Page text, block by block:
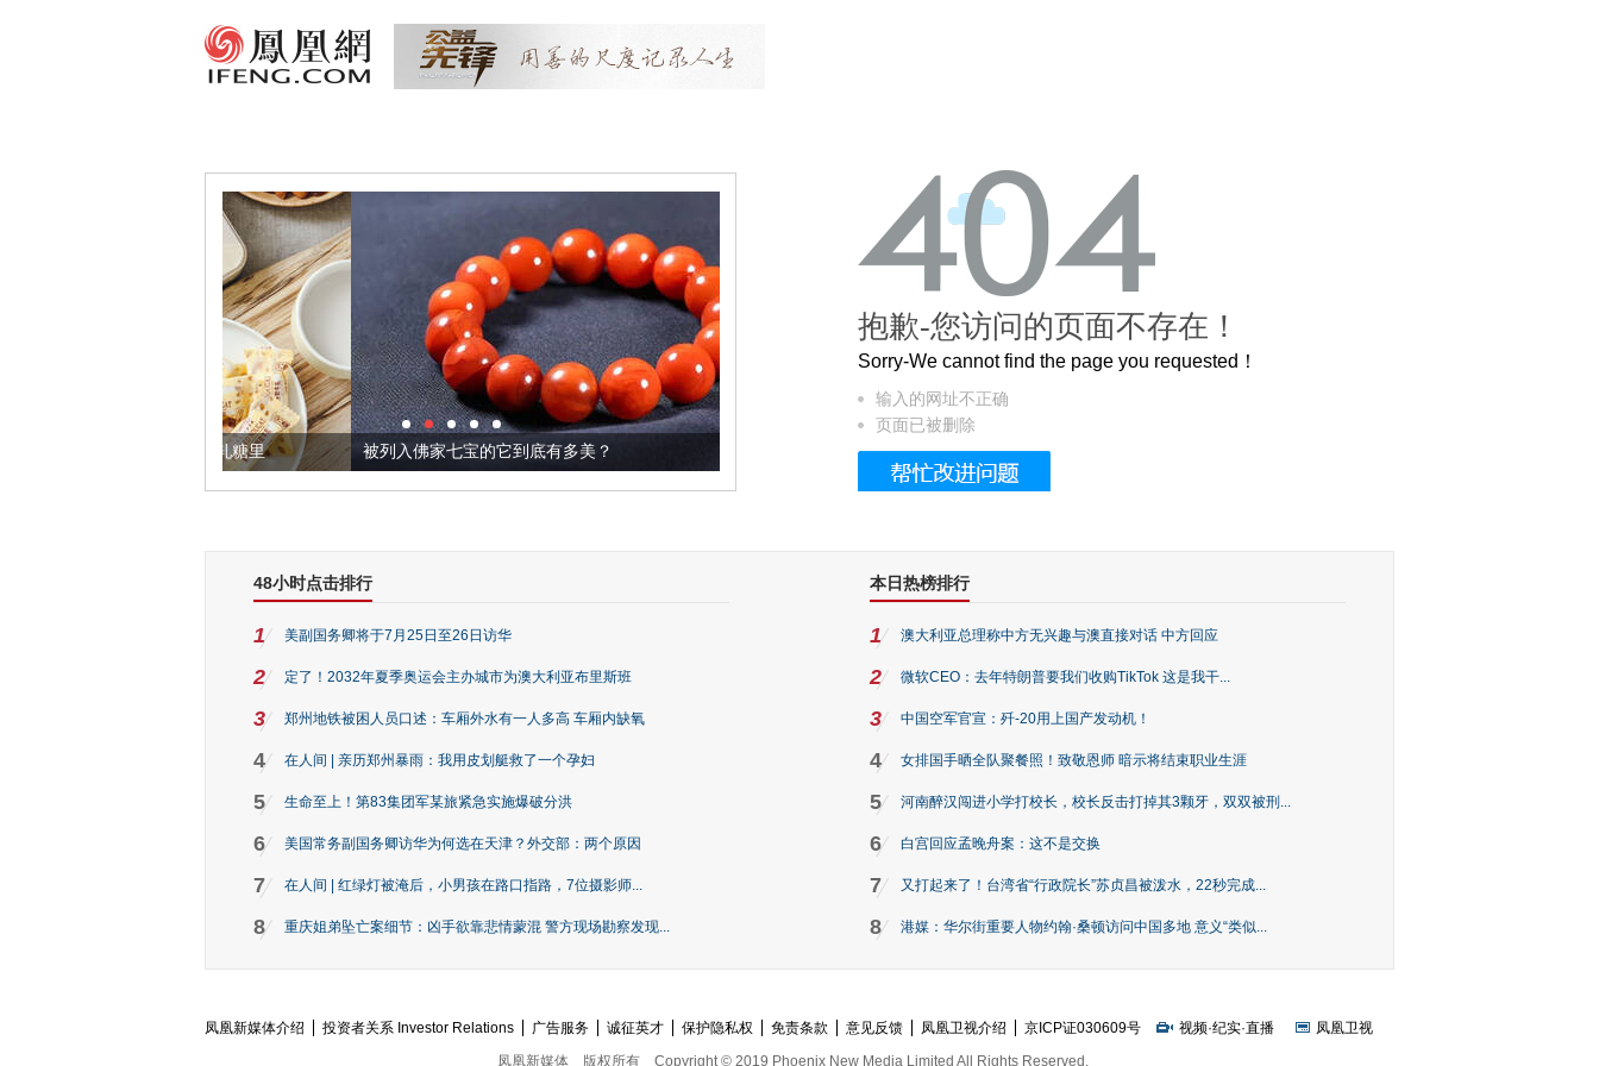
被列入佛家七宝的它到底有多美？ 这个3.2米的长卷，还原了600岁的紫禁城
抱歉-您访问的页面不存在！
Sorry-We cannot find the page you requested！
输入的网址不正确
页面已被删除
48小时点击排行
1 美副国务卿将于7月25日至26日访华
2 定了！2032年夏季奥运会主办城市为澳大利亚布里斯班
3 郑州地铁被困人员口述：车厢外水有一人多高 车厢内缺氧
4 在人间 | 亲历郑州暴雨：我用皮划艇救了一个孕妇
5 生命至上！第83集团军某旅紧急实施爆破分洪
6 美国常务副国务卿访华为何选在天津？外交部：两个原因
7 在人间 | 红绿灯被淹后，小男孩在路口指路，7位摄影师...
8 重庆姐弟坠亡案细节：凶手欲靠悲情蒙混 警方现场勘察发现...
本日热榜排行
1 澳大利亚总理称中方无兴趣与澳直接对话 中方回应
2 微软CEO：去年特朗普要我们收购TikTok 这是我干...
3 中国空军官宣：歼-20用上国产发动机！
4 女排国手晒全队聚餐照！致敬恩师 暗示将结束职业生涯
5 河南醉汉闯进小学打校长，校长反击打掉其3颗牙，双双被刑...
6 白宫回应孟晚舟案：这不是交换
7 又打起来了！台湾省“行政院长”苏贞昌被泼水，22秒完成...
8 港媒：华尔街重要人物约翰·桑顿访问中国多地 意义“类似...
凤凰新媒体介绍 投资者关系 Investor Relations 广告服务 诚征英才 保护隐私权 免责条款 意见反馈 凤凰卫视介绍 京ICP证030609号 视频·纪实·直播
凤凰卫视
凤凰新媒体
版权所有 Copyright © 2019 Phoenix New Media Limited All Rights Reserved.